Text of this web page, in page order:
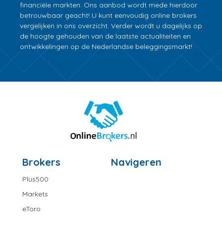
financiële markten. Ons aanbod wordt mede hierdoor
betrouwbaar geacht! U kunt eenvoudig online brokers
vergelijken in ons overzicht. Verder wordt u dagelijks op
de hoogte gehouden van de laatste actualiteiten en
ontwikkelingen op de Nederlandse beleggingsmarkt!
Brokers
Plus500
Markets
eToro
Navigeren